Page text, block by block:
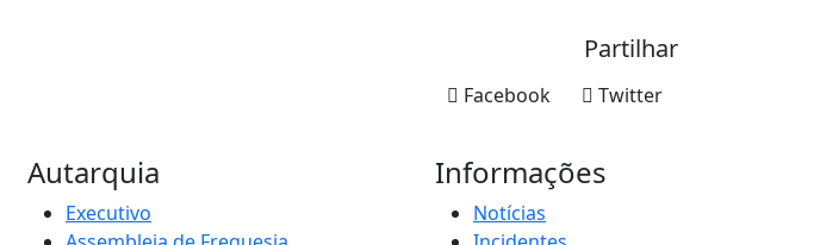
Partilhar
Twitter
Facebook
Autarquia
Executivo
Informações
Notícias